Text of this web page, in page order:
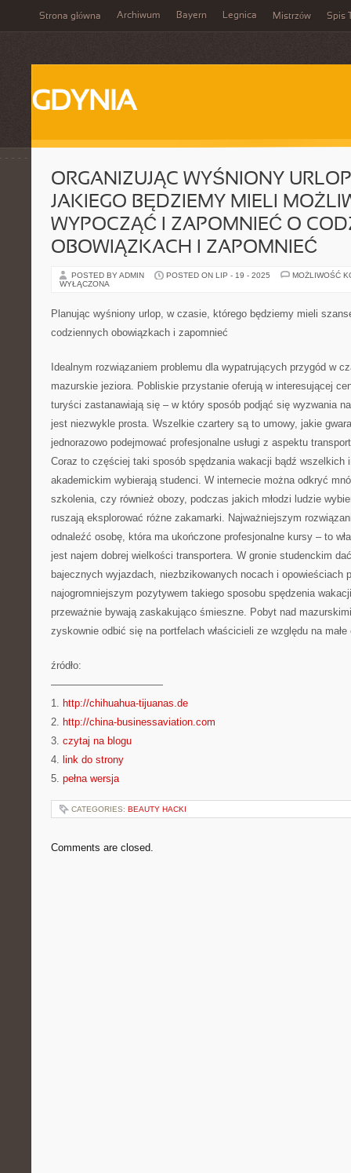
Strona główna Archiwum Bayern Legnica Mistrzów Spis
GDYNIA
ORGANIZUJĄC WYŚNIONY
JAKIEGO BĘDZIEMY MIELI
WYPOCZĄĆ I ZAPOMNIEĆ O
OBOWIĄZKACH I ZAPOMNIEĆ
POSTED BY ADMIN POSTED ON LIP - 19 - 2025
MOŻLIWOŚĆ
WYŁĄCZONA
Planując wyśniony urlop, w czasie, którego będziemy mieli
codziennych obowiązkach i zapomnieć
Idealnym rozwiązaniem problemu dla wypatrujących przygód w
mazurskie jeziora. Pobliskie przystanie oferują w interesującej
turyści zastanawiają się – w który sposób podjąć się wyzwania
jest niezwykle prosta. Wszelkie czartery są to umowy, jakie
jednorazowo podejmować profesjonalne usługi z aspektu
Coraz to częściej taki sposób spędzania wakacji bądź wszelkich
akademickim wybierają studenci. W internecie można odkryć
szkolenia, czy również obozy, podczas jakich młodzi ludzie
ruszają eksplorować różne zakamarki. Najważniejszym
odnaleźć osobę, która ma ukończone profesjonalne kursy – to
jest najem dobrej wielkości transportera. W gronie studenckim
bajecznych wyjazdach, niezbzikowanych nocach i opowieściach
najogromniejszym pozytywem takiego sposobu spędzenia
przeważnie bywają zaskakująco śmieszne. Pobyt nad
zyskownie odbić się na portfelach właścicieli ze względu na małe
źródło:
———————————
1. http://chihuahua-tijuanas.de
2. http://china-businessaviation.com
3. czytaj na blogu
4. link do strony
5. pełna wersja
CATEGORIES: BEAUTY HACKI
Comments are closed.